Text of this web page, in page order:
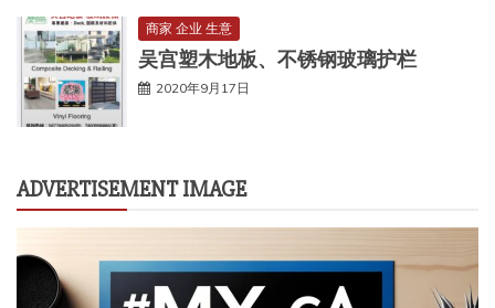
商家 企业 生意
吴宫塑木地板、不锈钢玻璃护栏
2020年9月17日
ADVERTISEMENT IMAGE